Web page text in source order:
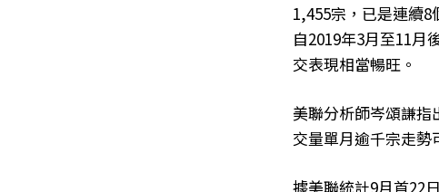
1,455宗，已是連續
自2019年3月至11月
交表現相當暢旺。
美聯分析師岑頌謙
交量單月逾千宗走勢
據美聯統計9月首22